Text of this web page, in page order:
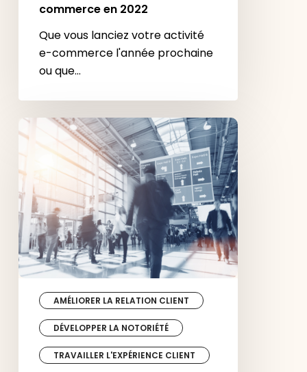
commerce en 2022
Que vous lanciez votre activité
e-commerce l'année prochaine
ou que…
Inédit : découvrez les meilleurs salons
2022
par secteurs d’activité en France
AMÉLIORER LA RELATION CLIENT
DÉVELOPPER LA NOTORIÉTÉ
TRAVAILLER L'EXPÉRIENCE CLIENT